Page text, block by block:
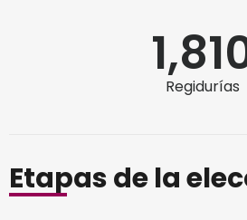
Regidurías
Etapas de la